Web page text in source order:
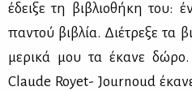
έδει­ξε τη βι­βλιο­θή­κη του:
πα­ντού βι­βλία. Διέ­τρε­ξε τα
με­ρι­κά μου τα έκα­νε
Claude Royet- Journoud